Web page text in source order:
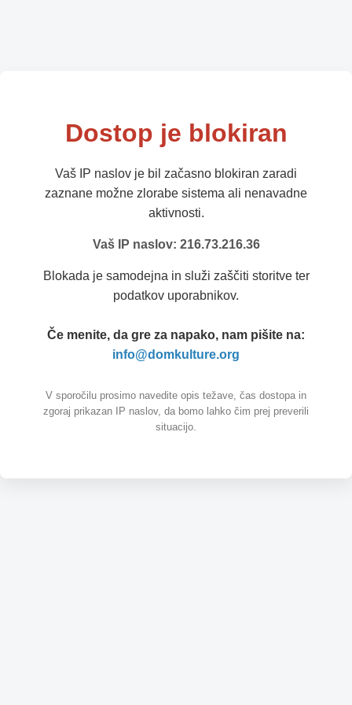
Dostop je blokiran
Vaš IP naslov je bil začasno blokiran zaradi
zaznane možne zlorabe sistema ali nenavadne
aktivnosti.
Vaš IP naslov: 216.73.216.36
Blokada je samodejna in služi zaščiti storitve ter
podatkov uporabnikov.
Če menite, da gre za napako, nam pišite na:
info@domkulture.org
V sporočilu prosimo navedite opis težave, čas dostopa in
zgoraj prikazan IP naslov, da bomo lahko čim prej preverili
situacijo.